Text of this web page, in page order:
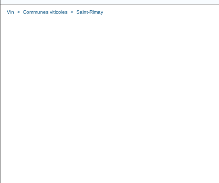
Vin > Communes viticoles > Saint-Rimay